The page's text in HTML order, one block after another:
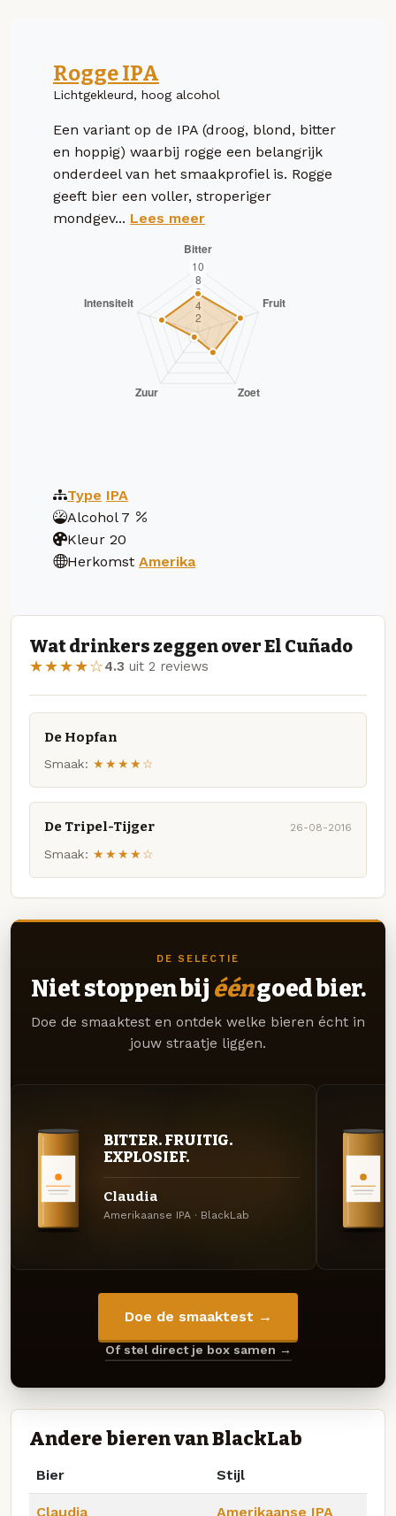
Rogge IPA
Lichtgekleurd, hoog alcohol
Een variant op de IPA (droog, blond, bitter
en hoppig) waarbij rogge een belangrijk
onderdeel van het smaakprofiel is. Rogge
geeft bier een voller, stroperiger
mondgev... Lees meer
Type IPA
Alcohol 7
Kleur 20
Herkomst Amerika
Wat drinkers zeggen over El Cuñado
★★★★☆4.3 uit 2 reviews
De Hopfan
Smaak: ★★★★☆
De Tripel-Tijger 26-08-2016
Smaak: ★★★★☆
DE SELECTIE
Niet stoppen bij ééngoed bier.
Doe de smaaktest en ontdek welke bieren écht in
jouw straatje liggen.
BITTER. FRUITIG.
EXPLOSIEF.
Claudia
Amerikaanse IPA · BlackLab
Doe de smaaktest →
Of stel direct je box samen →
Andere bieren van BlackLab
Bier Stijl
Claudia Amerikaanse IPA